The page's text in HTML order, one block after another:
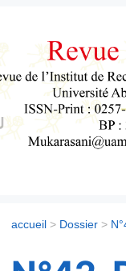
accueil > Dossier >